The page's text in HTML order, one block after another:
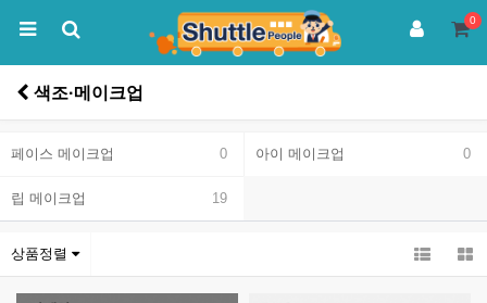
0
색조·메이크업
페이스 메이크업 0 아이 메이크업 0
립 메이크업 19
상품정렬